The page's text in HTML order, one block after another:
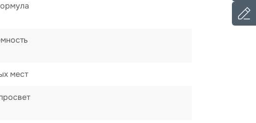
мест